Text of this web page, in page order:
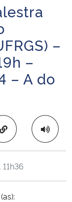
–
–
– A do
Copiar para área